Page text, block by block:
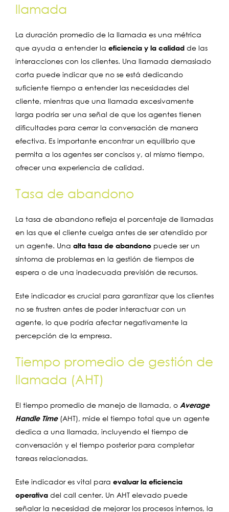
llamada
La duración promedio de la llamada es una métrica
que ayuda a entender la eficiencia y la calidad de las
interacciones con los clientes. Una llamada demasiado
corta puede indicar que no se está dedicando
suficiente tiempo a entender las necesidades del
cliente, mientras que una llamada excesivamente
larga podría ser una señal de que los agentes tienen
dificultades para cerrar la conversación de manera
efectiva. Es importante encontrar un equilibrio que
permita a los agentes ser concisos y, al mismo tiempo,
ofrecer una experiencia de calidad.
Tasa de abandono
La tasa de abandono refleja el porcentaje de llamadas
en las que el cliente cuelga antes de ser atendido por
un agente. Una alta tasa de abandono puede ser un
síntoma de problemas en la gestión de tiempos de
espera o de una inadecuada previsión de recursos.
Este indicador es crucial para garantizar que los clientes
no se frustren antes de poder interactuar con un
agente, lo que podría afectar negativamente la
percepción de la empresa.
Tiempo promedio de gestión de
llamada (AHT)
El tiempo promedio de manejo de llamada, o Average
Handle Time(AHT), mide el tiempo total que un agente
dedica a una llamada, incluyendo el tiempo de
conversación y el tiempo posterior para completar
tareas relacionadas.
Este indicador es vital para evaluar la eficiencia
operativa del call center. Un AHT elevado puede
señalar la necesidad de mejorar los procesos internos, la